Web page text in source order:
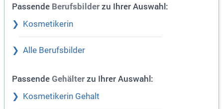
Passende Berufsbilder zu Ihrer Auswahl:
Kosmetikerin
Alle Berufsbilder
Passende Gehälter zu Ihrer Auswahl:
Kosmetikerin Gehalt